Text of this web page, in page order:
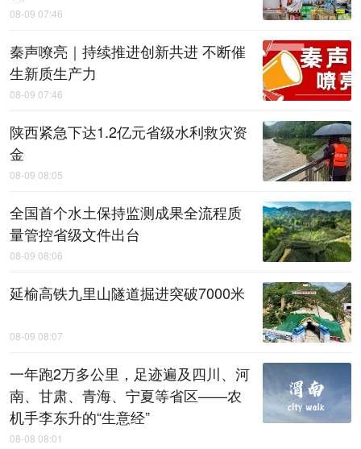
08-09 07:46
秦声嘹亮｜持续推进创新共进 不断催
生新质生产力
08-09 07:46
陕西紧急下达1.2亿元省级水利救灾资
金
08-09 08:05
全国首个水土保持监测成果全流程质
量管控省级文件出台
08-09 08:06
延榆高铁九里山隧道掘进突破7000米
08-09 08:07
一年跑2万多公里，足迹遍及四川、河
南、甘肃、青海、宁夏等省区——农
机手李东升的“生意经”
08-08 08:01